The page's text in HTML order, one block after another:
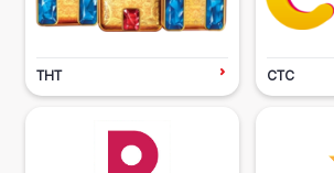
ТНТ СТС